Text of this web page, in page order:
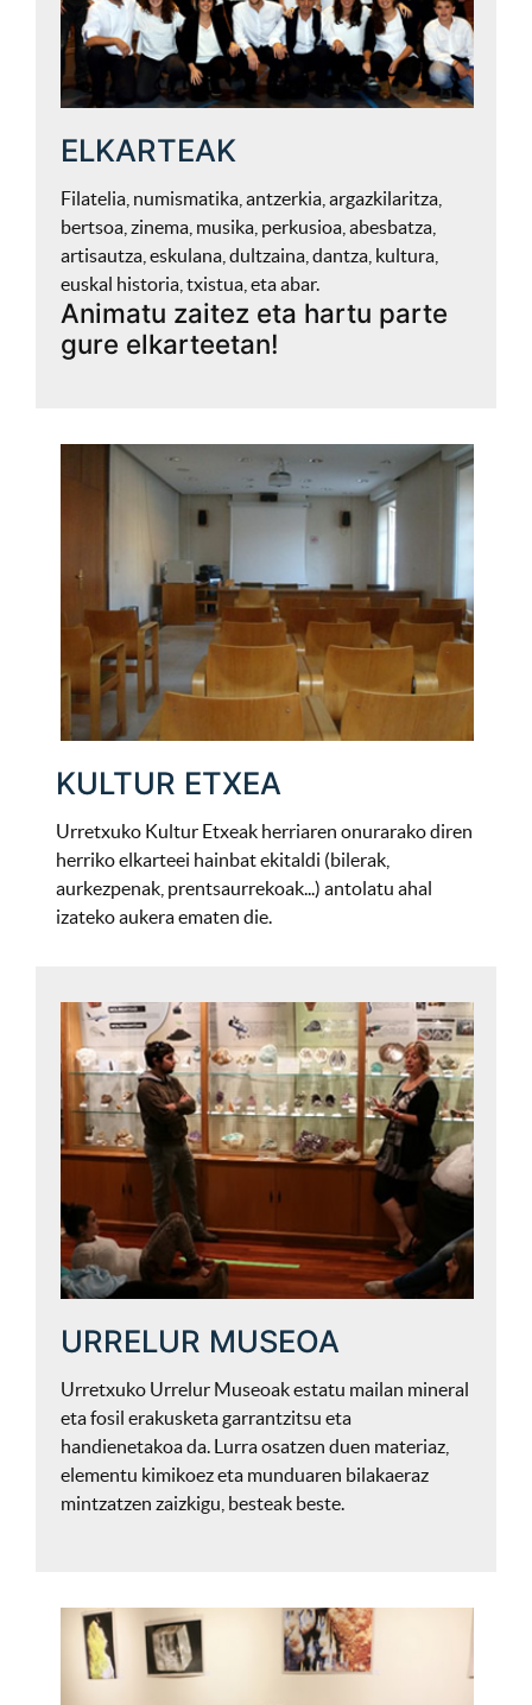
ELKARTEAK
Filatelia, numismatika, antzerkia, argazkilaritza,
bertsoa, zinema, musika, perkusioa, abesbatza,
artisautza, eskulana, dultzaina, dantza, kultura,
euskal historia, txistua, eta abar.
Animatu zaitez eta hartu parte
gure elkarteetan!
KULTUR ETXEA
Urretxuko Kultur Etxeak herriaren onurarako diren
herriko elkarteei hainbat ekitaldi (bilerak,
aurkezpenak, prentsaurrekoak...) antolatu ahal
izateko aukera ematen die.
URRELUR MUSEOA
Urretxuko Urrelur Museoak estatu mailan mineral
eta fosil erakusketa garrantzitsu eta
handienetakoa da. Lurra osatzen duen materiaz,
elementu kimikoez eta munduaren bilakaeraz
mintzatzen zaizkigu, besteak beste.